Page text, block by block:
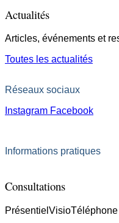
Actualités
Articles, événements et
Toutes les actualités
Réseaux sociaux
Instagram Facebook
Informations pratiques
Consultations
Présentiel VisioTéléphone